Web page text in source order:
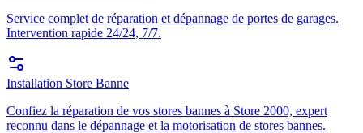
Service complet de réparation et dépannage de portes de garages.
Intervention rapide 24/24, 7/7.
Installation Store Banne
Confiez la réparation de vos stores bannes à Store 2000, expert
reconnu dans le dépannage et la motorisation de stores bannes.